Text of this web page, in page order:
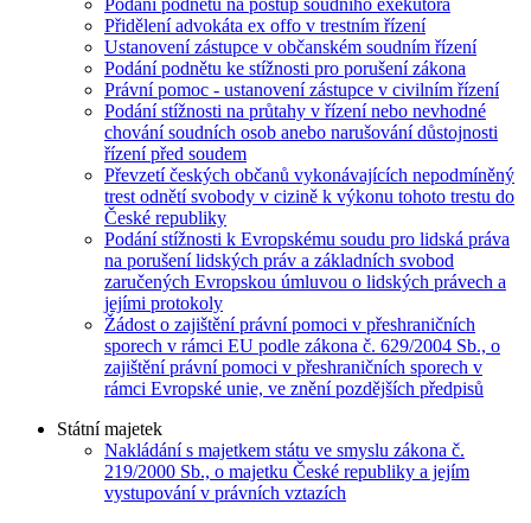
Přidělení advokáta ex offo v trestním řízení
Ustanovení zástupce v občanském soudním řízení
Podání podnětu ke stížnosti pro porušení zákona
Právní pomoc - ustanovení zástupce v civilním řízení
Podání stížnosti na průtahy v řízení nebo nevhodné
chování soudních osob anebo narušování důstojnosti
řízení před soudem
Převzetí českých občanů vykonávajících nepodmíněný
trest odnětí svobody v cizině k výkonu tohoto trestu do
České republiky
Podání stížnosti k Evropskému soudu pro lidská práva
na porušení lidských práv a základních svobod
zaručených Evropskou úmluvou o lidských právech a
jejími protokoly
Žádost o zajištění právní pomoci v přeshraničních
sporech v rámci EU podle zákona č. 629/2004 Sb., o
zajištění právní pomoci v přeshraničních sporech v
rámci Evropské unie, ve znění pozdějších předpisů
Státní majetek
Nakládání s majetkem státu ve smyslu zákona č.
219/2000 Sb., o majetku České republiky a jejím
vystupování v právních vztazích